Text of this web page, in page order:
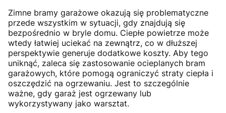
Zimne bramy garażowe okazują się problematyczne
przede wszystkim w sytuacji, gdy znajdują się
bezpośrednio w bryle domu. Ciepłe powietrze może
wtedy łatwiej uciekać na zewnątrz, co w dłuższej
perspektywie generuje dodatkowe koszty. Aby tego
uniknąć, zaleca się zastosowanie ocieplanych bram
garażowych, które pomogą ograniczyć straty ciepła i
oszczędzić na ogrzewaniu. Jest to szczególnie
ważne, gdy garaż jest ogrzewany lub
wykorzystywany jako warsztat.